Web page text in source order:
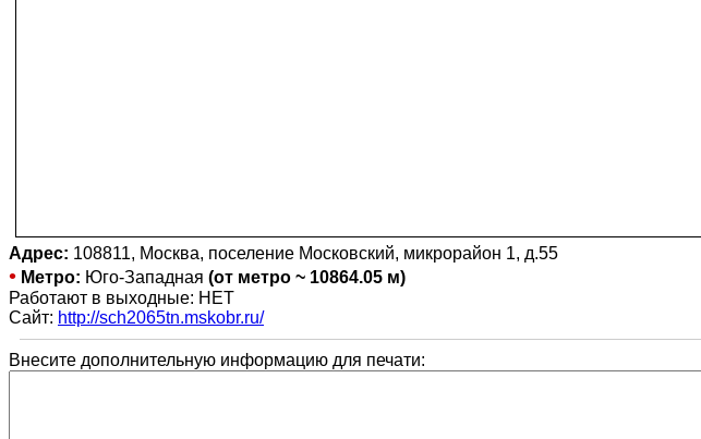
Адрес: 108811, Москва, поселение Московский, микрорайон 1, д.55
• Метро: Юго-Западная (от метро ~ 10864.05 м)
Работают в выходные: НЕТ
Сайт: http://sch2065tn.mskobr.ru/
Внесите дополнительную информацию для печати: